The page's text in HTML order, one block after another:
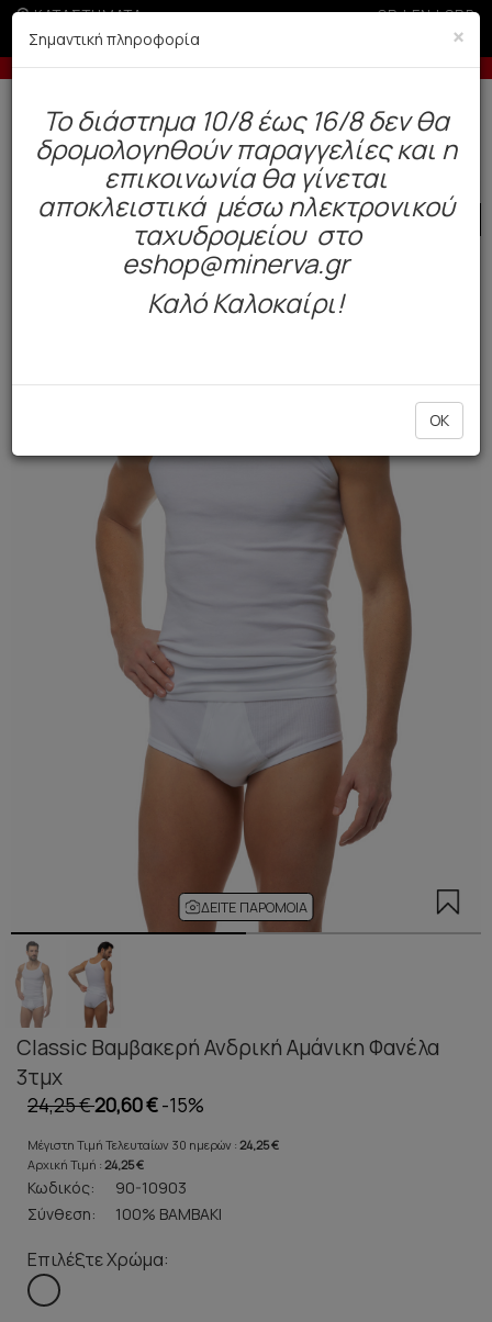
ΚΑΤΑΣΤΗΜΑΤΑ GR|EN|SRB
σε παραγγελίες άνω των 200€ Έως 6
Δωρεάν αποστολή άνω των 49€. Παράδοση σε 3-5 εργάσιμες.
Ανδρας Εσώρουχα Φανέλα
SALE
ΔΕΊΤΕ ΠΑΡΌΜΟΙΑ
Classic Βαμβακερή Ανδρική Αμάνικη Φανέλα
3τμχ
24,25 €20,60 €-15%
Μέγιστη Τιμή Τελευταίων 30 ημερών : 24,25 €
Αρχική Τιμή : 24,25 €
Κωδικός:
90-10903
Σύνθεση:
100% ΒΑΜΒΑΚΙ
Επιλέξτε Χρώμα:
×
Σημαντική πληροφορία
To διάστημα 10/8 έως 16/8 δεν θα
δρομολογηθούν παραγγελίες και η
επικοινωνία θα γίνεται
αποκλειστικά μέσω ηλεκτρονικού
ταχυδρομείου στο
eshop@minerva.gr
Καλό Καλοκαίρι!
OK